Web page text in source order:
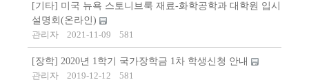
[기타] 미국 뉴욕 스토니브룩 재료-화학공학과 대학원 입시
설명회(온라인)
관리자
2021-11-09 581
[장학] 2020년 1학기 국가장학금 1차 학생신청 안내
관리자
2019-12-12 581